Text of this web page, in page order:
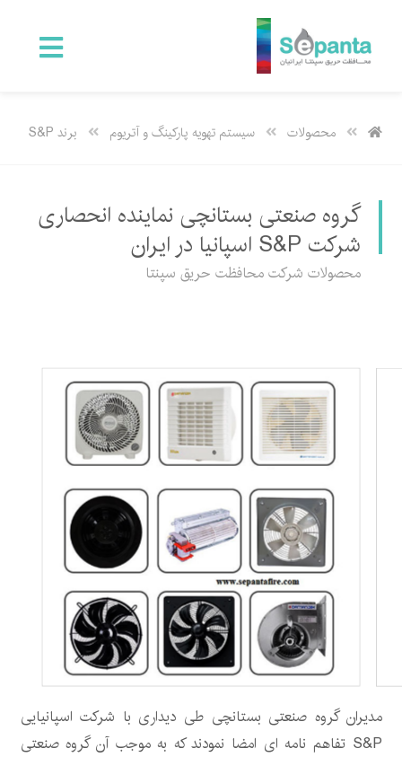
محصولات سیستم تهویه پارکینگ و آتریوم برند S&P
گروه صنعتی بستانچی نماینده انحصاری
شرکت S&P اسپانیا در ایران
محصولات شرکت محافظت حریق سپنتا
مدیران گروه صنعتی بستانچی طی دیداری با شرکت اسپانیایی
S&P تفاهم نامه ای امضا نمودند که به موجب آن گروه صنعتی